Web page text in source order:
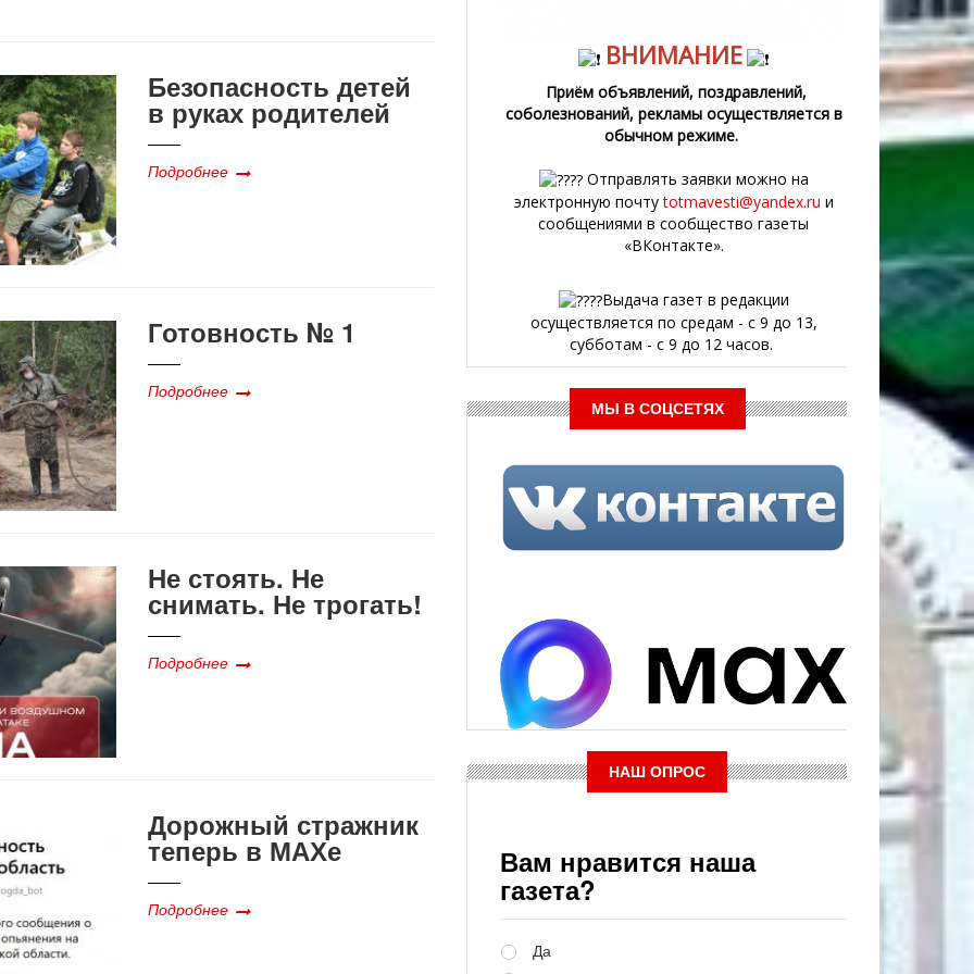
Безопасность детей
в руках родителей
Подробнее
Готовность № 1
Подробнее
Не стоять. Не
снимать. Не трогать!
Подробнее
Дорожный стражник
теперь в МАХе
Подробнее
ВНИМАНИЕ
Приём объявлений, поздравлений,
соболезнований, рекламы осуществляется в
обычном режиме.
Отправлять заявки можно на
электронную почтуtotmavesti@yandex.ru и
сообщениями в сообщество газеты
«ВКонтакте».
Выдача газет в редакции
осуществляется по средам - с 9 до 13,
субботам - с 9 до 12 часов.
МЫ В СОЦСЕТЯХ
НАШ ОПРОС
Вам нравится наша
газета?
Да